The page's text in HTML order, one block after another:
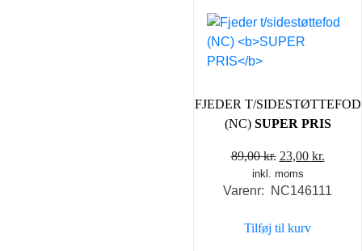
FJEDER T/SIDESTØTTEFOD
(NC) SUPER PRIS
89,00kr. Den
oprindelige
pris
89,00 kr..
23,00 kr.
pris
inkl. moms
Varenr: NC146111
Tilføj til kurv